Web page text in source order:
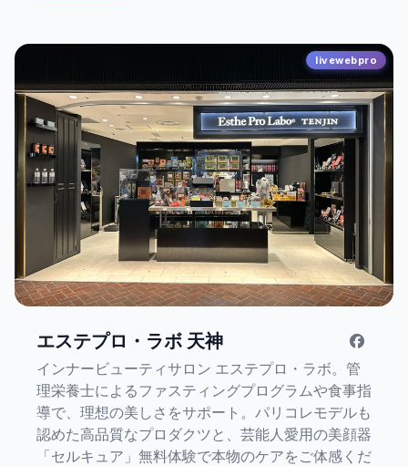
livewebpro
エステプロ・ラボ 天神
インナービューティサロン エステプロ・ラボ。管
理栄養士によるファスティングプログラムや食事指
導で、理想の美しさをサポート。パリコレモデルも
認めた高品質なプロダクツと、芸能人愛用の美顔器
「セルキュア」無料体験で本物のケアをご体感くだ